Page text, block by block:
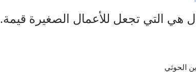
هي التي تجعل للأعمال الصغيرة قيمة.
الحوثي